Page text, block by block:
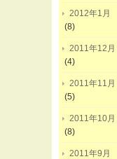
2012年1月
(8)
2011年12月
(4)
2011年11月
(5)
2011年10月
(8)
2011年9月